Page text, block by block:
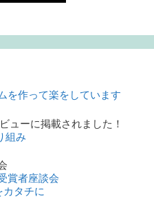
を作って楽をしています
ーに掲載されました！
組み
者座談会
タチに